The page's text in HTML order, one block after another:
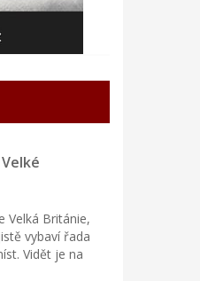
Velká Británie,
vybaví řada
Vidět je na